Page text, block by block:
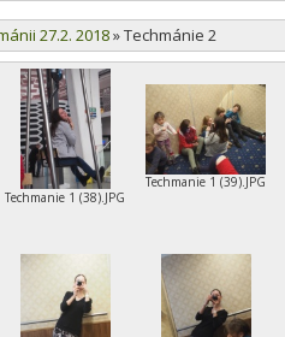
27.2. 2018»Techmánie 2
Techmanie 1 (38).JPG
Techmanie 1 (39).JPG